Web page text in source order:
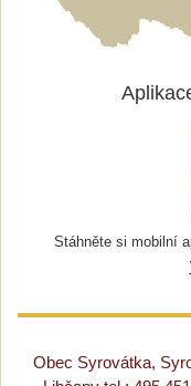
Stáhněte si mobilní
Obec Syrovátka,